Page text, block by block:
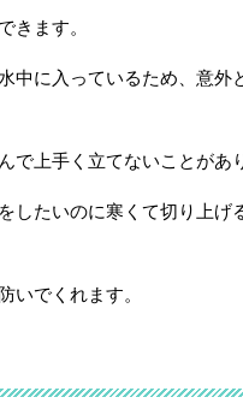
きます。
中に入っているため、意外
上手く立てないことがあ
したいのに寒くて切り上げ
いでくれます。